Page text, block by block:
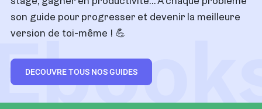
son guide pour progresser et devenir la meilleure
version de toi-même ! 💪
DECOUVRE TOUS NOS GUIDES